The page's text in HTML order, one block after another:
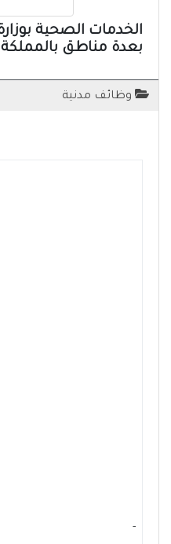
بعدة مناطق بالمملكة
وظائف مدنية
-